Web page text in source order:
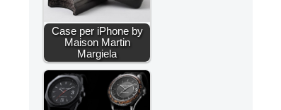
Case per iPhone by
Maison Martin
Margiela